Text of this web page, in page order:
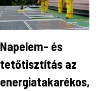
Napelem- és
tetőtisztítás az
energiatakarékos,